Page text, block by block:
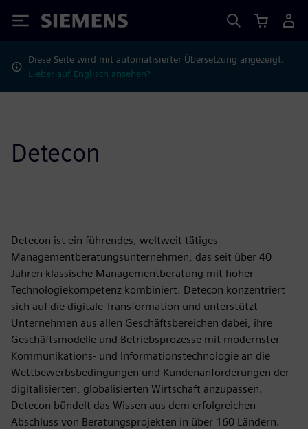
Siemens
Diese Seite wird mit automatisierter Übersetzung angezeigt.
Lieber auf Englisch ansehen?
Detecon
Detecon ist ein führendes, weltweit tätiges
Managementberatungsunternehmen, das seit über 40
Jahren klassische Managementberatung mit hoher
Technologiekompetenz kombiniert. Detecon konzentriert
sich auf die digitale Transformation und unterstützt
Unternehmen aus allen Geschäftsbereichen dabei, ihre
Geschäftsmodelle und Betriebsprozesse mit modernster
Kommunikations- und Informationstechnologie an die
Wettbewerbsbedingungen und Kundenanforderungen der
digitalisierten, globalisierten Wirtschaft anzupassen.
Detecon bündelt das Wissen aus dem erfolgreichen
Abschluss von Beratungsprojekten in über 160 Ländern.